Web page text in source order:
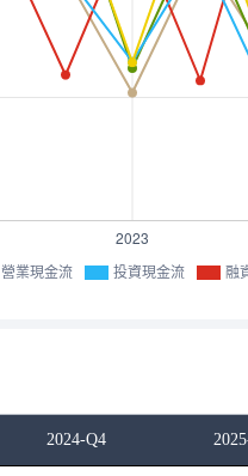
營業現金流 投資現金流 融
2024-Q4